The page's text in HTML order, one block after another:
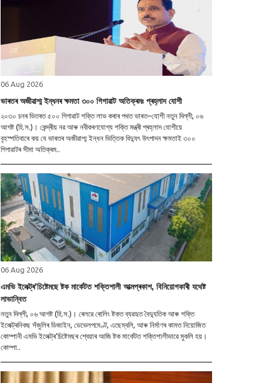
06 Aug 2026
ভাৰতৰ অজীৱাশ্ম ইন্ধনৰ ক্ষমতা ৩০০ গিগাৱাট অতিক্ৰমঃ প্ৰহ্লাদ যোশী
২০৩০ চনৰ ভিতৰত ৫০০ গিগাৱাট শক্তি লাভ কৰাৰ পথত ভাৰত–যোশী নতুন দিল্লী, ০৬
আগষ্ট (হি.স.)। কেন্দ্ৰীয় নৱ আৰু নবীকৰণযোগ্য শক্তি মন্ত্ৰী প্ৰহ্লাদ যোশীয়ে
বৃহস্পতিবাৰে কয় যে ভাৰতৰ অজীৱাশ্ম ইন্ধন ভিত্তিক বিদ্যুৎ উৎপাদন ক্ষমতাই ৩০০
গিগাৱাটৰ সীমা অতিক্ৰম..
06 Aug 2026
এমভি ইলেক্ট্ৰ’চিষ্টেমছে ষ্টক মাৰ্কেটত শক্তিশালী আত্মপ্ৰকাশ, বিনিয়োগকাৰী যথেষ্ট
লাভান্বিত
নতুন দিল্লী, ০৬ আগষ্ট (হি.স.)। ৰেলৱে ৰোলিং ষ্টকত ব্যৱহৃত বৈদ্যুতিক আৰু শক্তি
ইলেক্ট্ৰনিকছ সঁজুলিৰ ডিজাইন, ডেভেলপমেণ্ট, এছেম্বলি, আৰু নিৰ্মাণৰ কামত নিয়োজিত
কোম্পানী এমভি ইলেক্ট্ৰ’চিষ্টেমছৰ শ্বেয়াৰ আজি ষ্টক মাৰ্কেটত শক্তিশালীভাৱে মুকলি হয়।
কোম্পা..